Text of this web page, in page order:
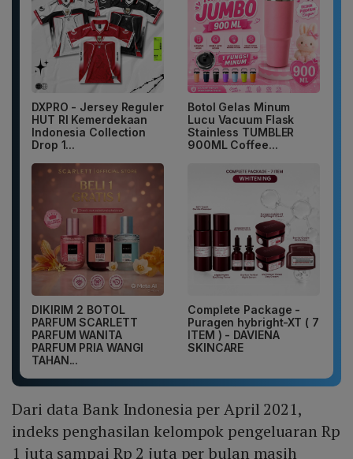
DXPRO - Jersey Reguler
HUT RI Kemerdekaan
Indonesia Collection
Drop 1...
Botol Gelas Minum
Lucu Vacuum Flask
Stainless TUMBLER
900ML Coffee...
DIKIRIM 2 BOTOL
PARFUM SCARLETT
PARFUM WANITA
PARFUM PRIA WANGI
TAHAN...
Complete Package -
Puragen hybright-XT ( 7
ITEM ) - DAVIENA
SKINCARE
Dari data Bank Indonesia per April 2021,
indeks penghasilan kelompok pengeluaran Rp
1 juta sampai Rp 2 juta per bulan masih